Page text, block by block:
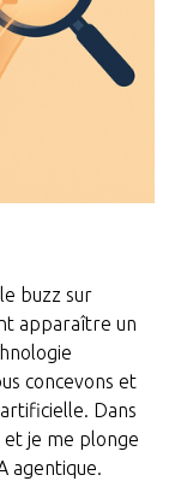
buzz sur
apparaître un
concevons et
Dans
et je me plonge
agentique.